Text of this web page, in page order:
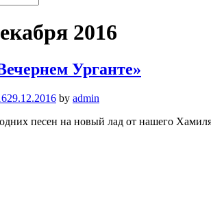
2016
Урганте»
29.12.2016 by admin
песен на новый лад от нашего